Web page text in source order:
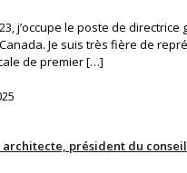
j’occupe le poste de
Je suis très fière de
de premier[…]
architecte, président du